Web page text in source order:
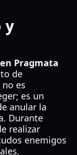
y
Pragmata
de
es
es un
anular la
Durante
realizar
enemigos